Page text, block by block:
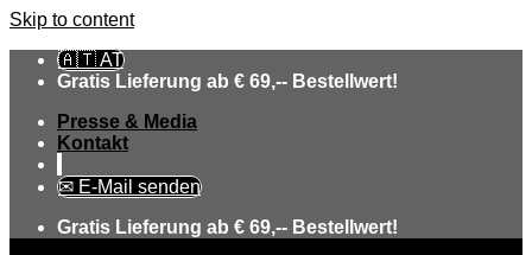
Skip to content
🇦🇹 AT
Gratis Lieferung ab € 69,-- Bestellwert!
Presse & Media
Kontakt
✉ E-Mail senden
Gratis Lieferung ab € 69,-- Bestellwert!